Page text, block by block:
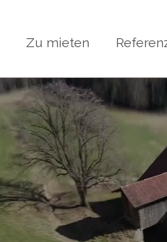
Zu mieten